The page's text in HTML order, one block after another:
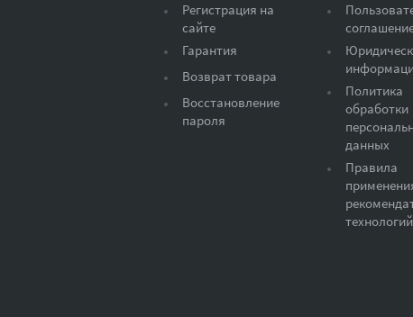
Регистрация на
сайте
Гарантия
Возврат товара
Восстановление
пароля
Политика
обработки
данных
Правила
технологий